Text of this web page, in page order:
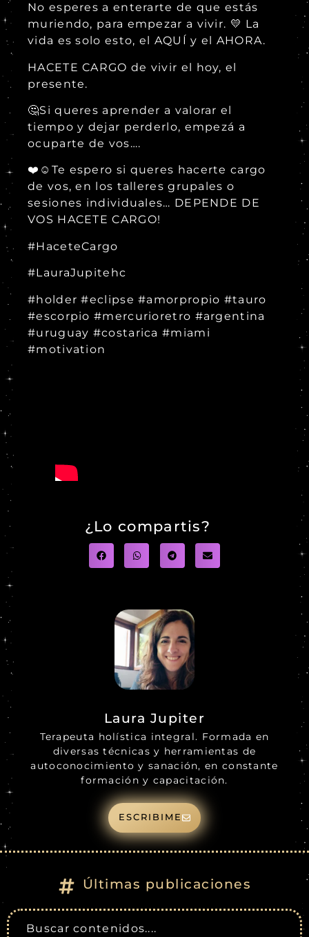
No esperes a enterarte de que estás
muriendo, para empezar a vivir. 💛 La
vida es solo esto, el AQUÍ y el AHORA.
HACETE CARGO de vivir el hoy, el
presente.
🤔Si queres aprender a valorar el
tiempo y dejar perderlo, empezá a
ocuparte de vos….
❤️☺️Te espero si queres hacerte cargo
de vos, en los talleres grupales o
sesiones individuales… DEPENDE DE
VOS HACETE CARGO!
#HaceteCargo
#LauraJupitehc
#holder #eclipse #amorpropio #tauro
#escorpio #mercurioretro #argentina
#uruguay #costarica #miami
#motivation
¿Lo compartis?
Laura Jupiter
Terapeuta holística integral. Formada en
diversas técnicas y herramientas de
autoconocimiento y sanación, en constante
formación y capacitación.
ESCRIBIME
Últimas publicaciones